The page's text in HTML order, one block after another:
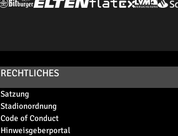
RECHTLICHES
Satzung
Stadionordnung
Code of Conduct
Hinweisgeberportal